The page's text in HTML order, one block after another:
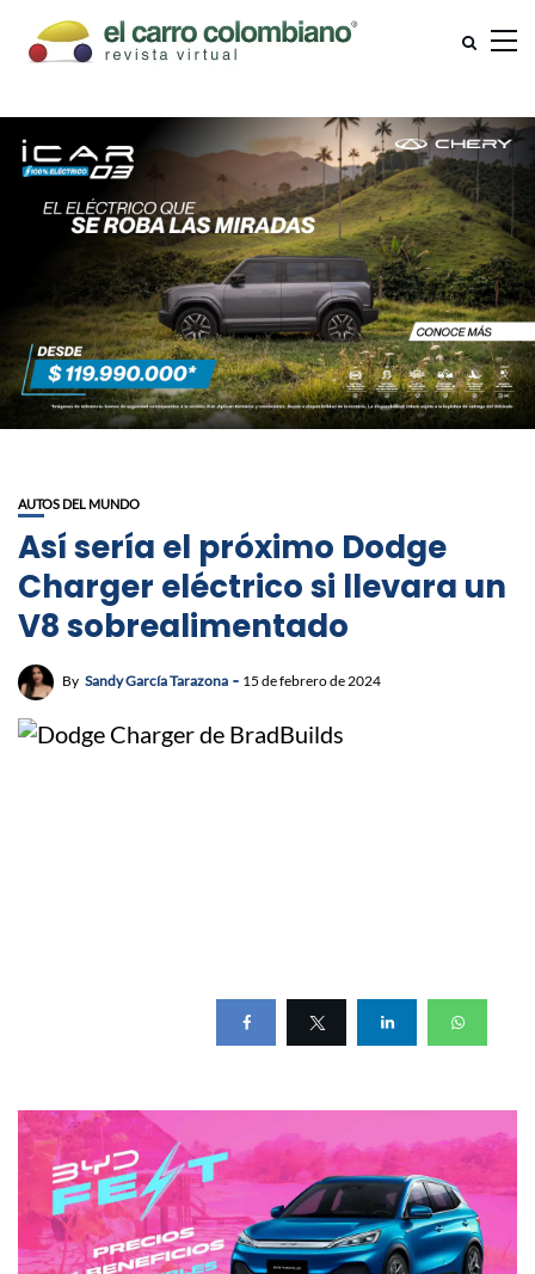
AUTOS DEL MUNDO
Así sería el próximo Dodge
Charger eléctrico si llevara un
V8 sobrealimentado
By Sandy García Tarazona 15 de febrero de 2024